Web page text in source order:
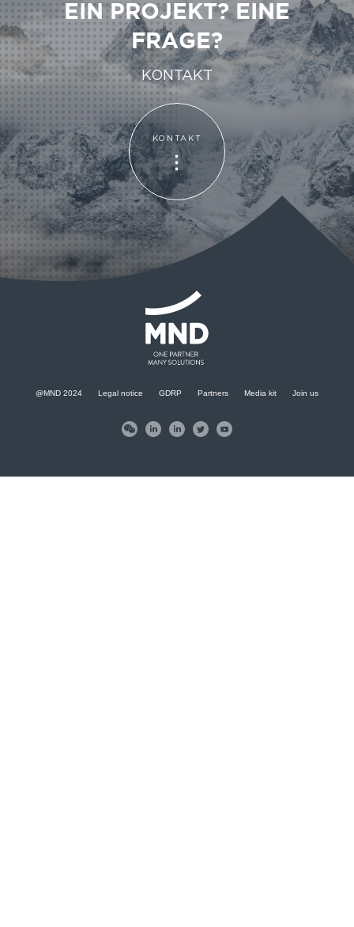
EIN PROJEKT? EINE
FRAGE?
KONTAKT
KONTAKT
KONTAKT
@MND 2024 Legal notice GDRP Partners Media kit Join us